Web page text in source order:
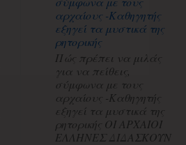
αρχαίους -Καθηγητής
εξηγεί τα μυστικά της
ρητορικής
Πώς πρέπει να μιλάς
για να πείθεις,
σύμφωνα με τους
αρχαίους -Καθηγητής
εξηγεί τα μυστικά της
ρητορικής ΟΙ ΑΡΧΑΙΟΙ
ΕΛΛΗΝΕΣ ΔΙΔΑΣΚΟΥΝ